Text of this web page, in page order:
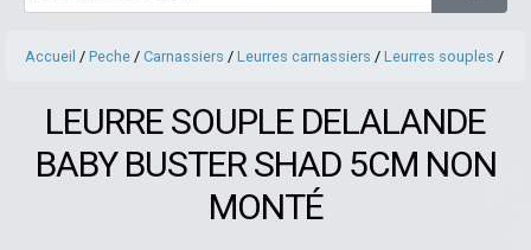
Accueil / Peche / Carnassiers / Leurres carnassiers / Leurres souples /
LEURRE SOUPLE DELALANDE
BABY BUSTER SHAD 5CM NON
MONTÉ